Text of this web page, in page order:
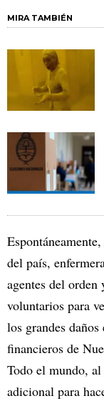
MIRA TAMBIÉN
del país,
agentes del
voluntarios para
los grandes
financieros de
Todo el mundo, al
adicional para